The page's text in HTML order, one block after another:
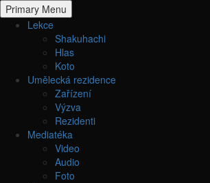
Primary Menu
Lekce
Shakuhachi
Hlas
Koto
Umělecká rezidence
Zařízení
Výzva
Rezidenti
Mediatéka
Video
Audio
Foto